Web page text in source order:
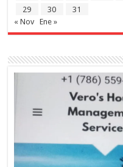
29
30
31
« Nov
Ene »